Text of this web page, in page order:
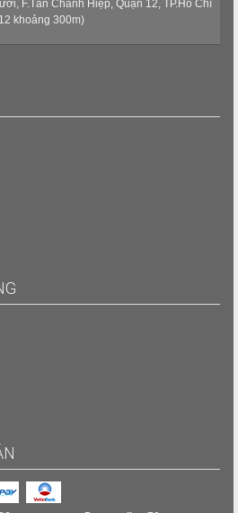
F.Tân Chánh Hiệp, Quận 12, TP.Hồ Chí
khoảng 300m)